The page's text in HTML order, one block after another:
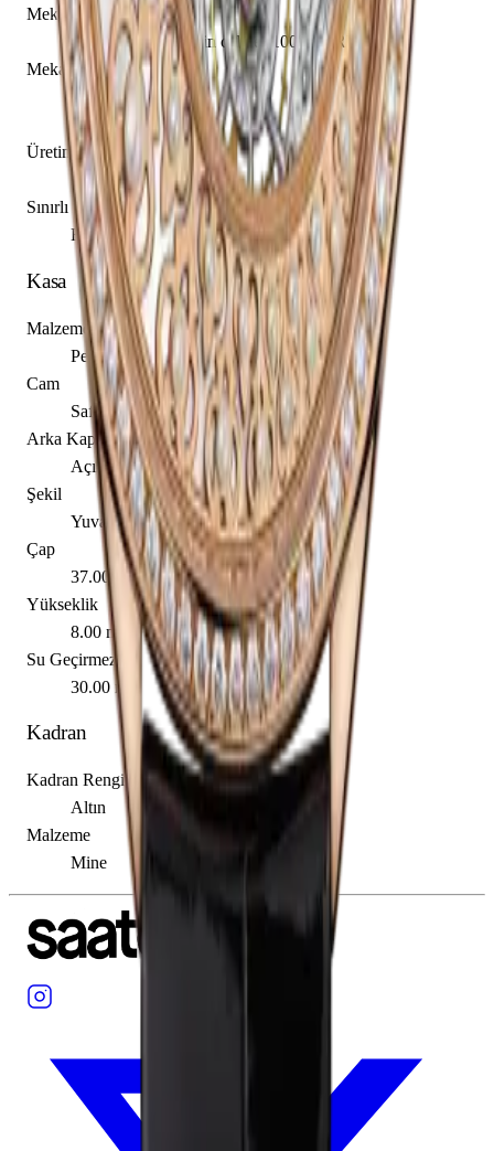
Mekanizma Adı
Vacheron Constantin caliber 1003 SQRH2
Mekanizma Açıklaması
Saat
Dakika
Üretim Yılı
2014 - 2015
Sınırlı Üretim
Evet, 20 adet
Kasa
Malzeme
Pembe Altın
Cam
Safir
Arka Kapak
Açık
Şekil
Yuvarlak
Çap
37.00 mm
Yükseklik
8.00 mm
Su Geçirmezlik
30.00 m
Kadran
Kadran Rengi
Altın
Malzeme
Mine